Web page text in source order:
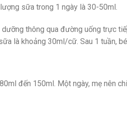
sữa trong 1 ngày là 30-50ml.
thông qua đường uống trực
là khoảng 30ml/cữ. Sau 1 tuần,
đến 150ml. Một ngày, mẹ nên